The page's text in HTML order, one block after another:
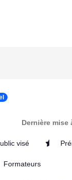
Dernière mise
visé
Formateurs